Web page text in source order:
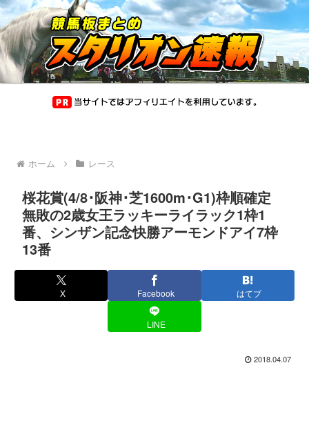
ホーム レース
桜花賞(4/8･阪神･芝1600m･G1)枠順確定
無敗の2歳女王ラッキーライラック1枠1
番、シンザン記念快勝アーモンドアイ7枠
13番
X Facebook はてブ
LINE
2018.04.07